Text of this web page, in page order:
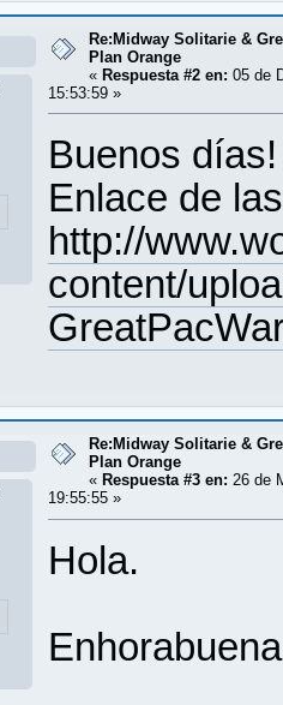
Re:Midway Solitarie &
Plan Orange
« Respuesta #2 en: 05 de
15:53:59 »
Buenos días!
Enlace de
http://
content/
Re:Midway Solitarie &
Plan Orange
« Respuesta #3 en: 26 de
19:55:55 »
Hola.